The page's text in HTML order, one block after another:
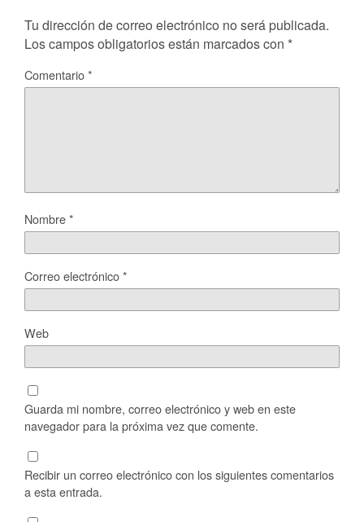
Tu dirección de correo electrónico no será publicada.
Los campos obligatorios están marcados con *
Comentario*
Nombre*
Correo electrónico*
Web
Guarda mi nombre, correo electrónico y web en este
navegador para la próxima vez que comente.
Recibir un correo electrónico con los siguientes comentarios
a esta entrada.